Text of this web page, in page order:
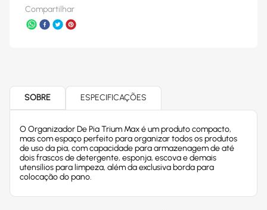
Compartilhar
SOBRE ESPECIFICAÇÕES
O Organizador De Pia Trium Max é um produto compacto,
mas com espaço perfeito para organizar todos os produtos
de uso da pia, com capacidade para armazenagem de até
dois frascos de detergente, esponja, escova e demais
utensílios para limpeza, além da exclusiva borda para
colocação do pano.